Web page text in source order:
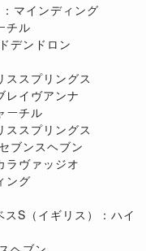
マインディング
チル
デンドロン
ススプリングス
レイヴアンナ
ーチル
ススプリングス
ブンスヘブン
ラヴァッジオ
ング
S（イギリス）：ハイ